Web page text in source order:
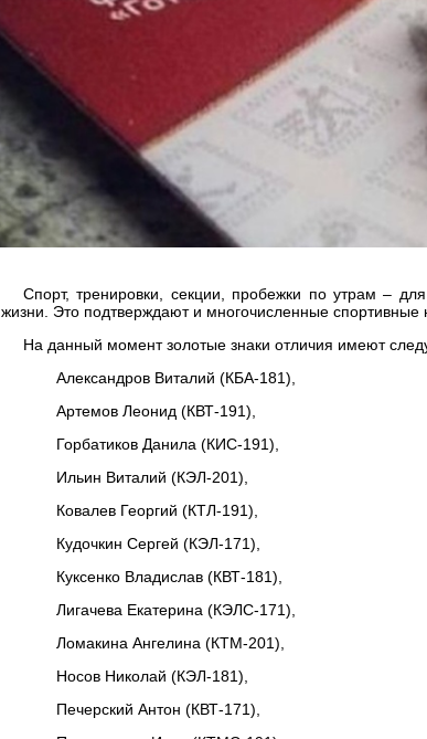
Спорт, тренировки, секции, пробежки по утрам –
жизни. Это подтверждают и многочисленные спортивные
На данный момент золотые знаки отличия имеют
Александров Виталий (КБА-181),
Артемов Леонид (КВТ-191),
Горбатиков Данила (КИС-191),
Ильин Виталий (КЭЛ-201),
Ковалев Георгий (КТЛ-191),
Кудочкин Сергей (КЭЛ-171),
Куксенко Владислав (КВТ-181),
Лигачева Екатерина (КЭЛС-171),
Ломакина Ангелина (КТМ-201),
Носов Николай (КЭЛ-181),
Печерский Антон (КВТ-171),